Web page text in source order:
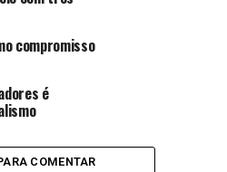
ANÚNCIO
compromisso
é
COMENTAR